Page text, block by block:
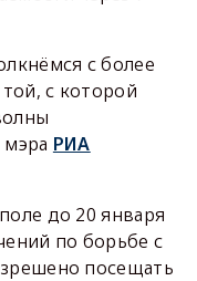
с более
с которой
РИА
до 20 января
по борьбе с
посещать